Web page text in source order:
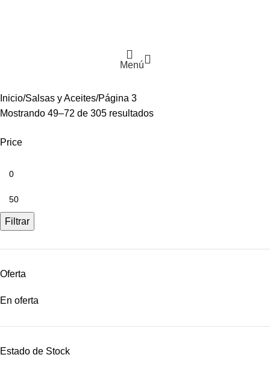
Menú
Inicio Salsas y Aceites Página 3
Mostrando 49–72 de 305 resultados
Price
Filtrar
Oferta
En oferta
Estado de Stock